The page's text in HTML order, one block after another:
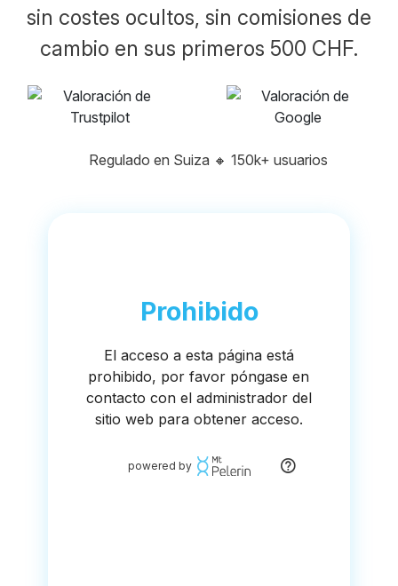
sin costes ocultos, sin comisiones de
cambio en sus primeros 500 CHF.
Regulado en Suiza 🔸 150k+ usuarios